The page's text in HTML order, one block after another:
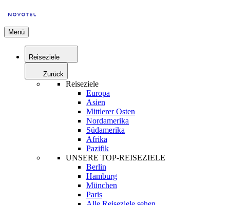
Menü
Reiseziele
Zurück
Reiseziele
Europa
Asien
Mittlerer Osten
Nordamerika
Südamerika
Afrika
Pazifik
UNSERE TOP-REISEZIELE
Berlin
Hamburg
München
Paris